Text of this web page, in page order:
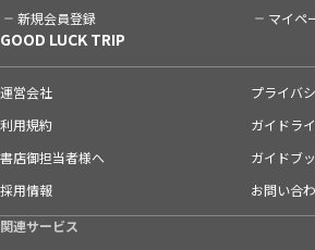
新規会員登録 マイペ
GOOD LUCK TRIP
運営会社
プライバ
利用規約
ガイドラ
書店御担当者様へ
ガイドブ
採用情報
お問い合
関連サービス